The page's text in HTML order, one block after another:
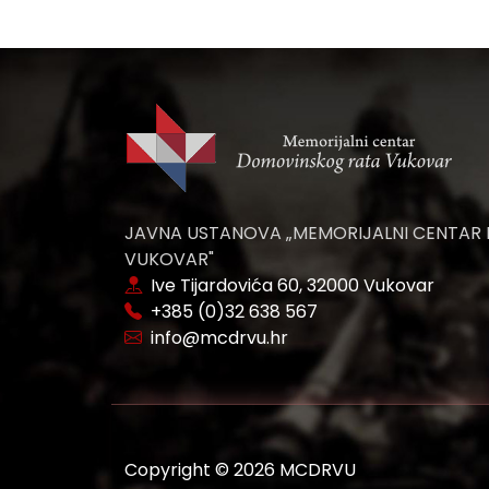
JAVNA USTANOVA „MEMORIJALNI
VUKOVAR"
Ive Tijardovića 60, 32000 Vukovar
+385 (0)32 638 567
info@mcdrvu.hr
Copyright © 2026 MCDRVU